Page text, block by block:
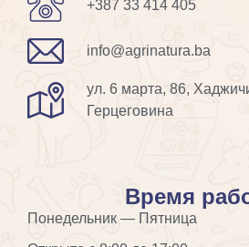
+387 33 414 405
info@agrinatura.ba
ул. 6 марта, 86,
Герцеговина
Время
Понедельник — Пятница